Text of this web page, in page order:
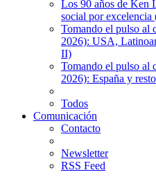
Los 90 años de Ken
social por
Tomando el pulso al
2026): USA,
II)
Tomando el pulso al
2026): España y
Todos
Comunicación
Contacto
Newsletter
RSS Feed